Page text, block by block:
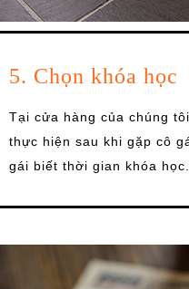
5. Chọn khóa học
Tại cửa hàng của chúng
thực hiện sau khi gặp cô
gái biết thời gian khóa học.